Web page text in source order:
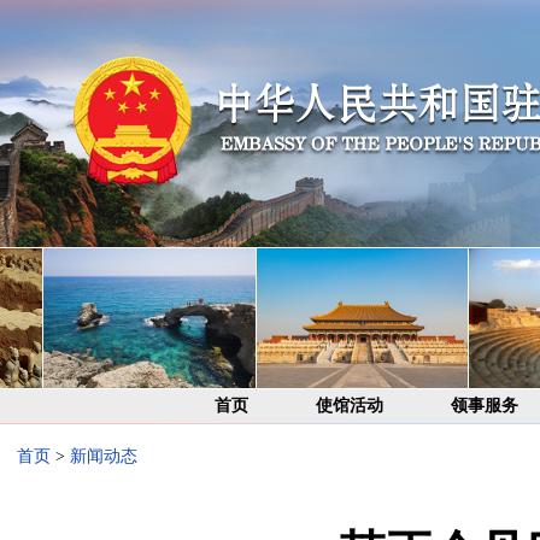
首页 使馆活动 领事服务
首页 > 新闻动态